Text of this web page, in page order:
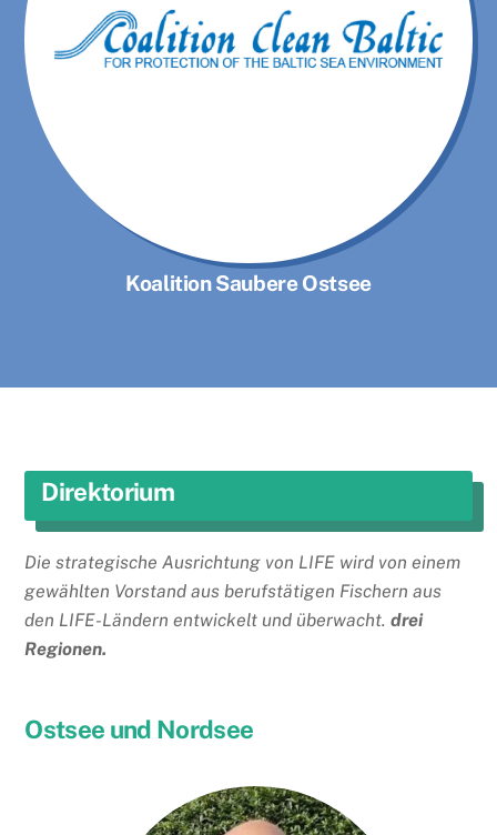
Koalition Saubere Ostsee
Direktorium
Die strategische Ausrichtung von LIFE wird von einem
gewählten Vorstand aus berufstätigen Fischern aus
den LIFE-Ländern entwickelt und überwacht. drei
Regionen.
Ostsee und Nordsee